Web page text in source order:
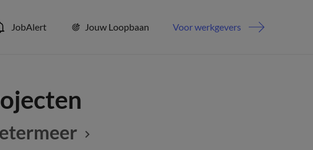
JobAlert Jouw Loopbaan Voor werkgevers